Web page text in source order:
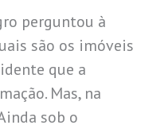
perguntou à
são os imóveis
que a
Mas, na
sob o